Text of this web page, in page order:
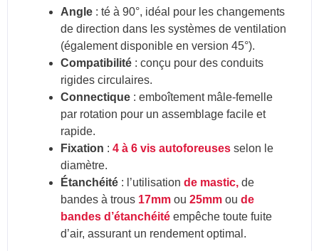
Angle: té à 90°, idéal pour les changements
de direction dans les systèmes de ventilation
(également disponible en version 45°).
Compatibilité: conçu pour des conduits
rigides circulaires.
Connectique: emboîtement mâle-femelle
par rotation pour un assemblage facile et
rapide.
Fixation : 4 à 6 vis autoforeusesselon le
diamètre.
Étanchéité: l’utilisation de mastic, de
bandes à trous 17mmou 25mmou de
bandes d’étanchéité empêche toute fuite
d’air, assurant un rendement optimal.